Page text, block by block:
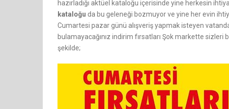
hazırladığı aktüel kataloğu içerisinde yine herkesin
kataloğu da bu geleneği bozmuyor ve yine her evin
Cumartesi pazar günü alışveriş yapmak isteyen
bulamayacağınız indirim fırsatları Şok markette
şekilde;